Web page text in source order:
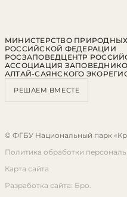
МИНИСТЕРСТВО
РОССИЙСКОЙ ФЕДЕРАЦИИ
РОСЗАПОВЕДЦЕНТР
АССОЦИАЦИЯ
АЛТАЙ-САЯНСКОГО
РЕШАЕМ ВМЕСТЕ
© ФГБУ Национальный парк
Политика обработки
Карта сайта
Разработка сайта: Бро.